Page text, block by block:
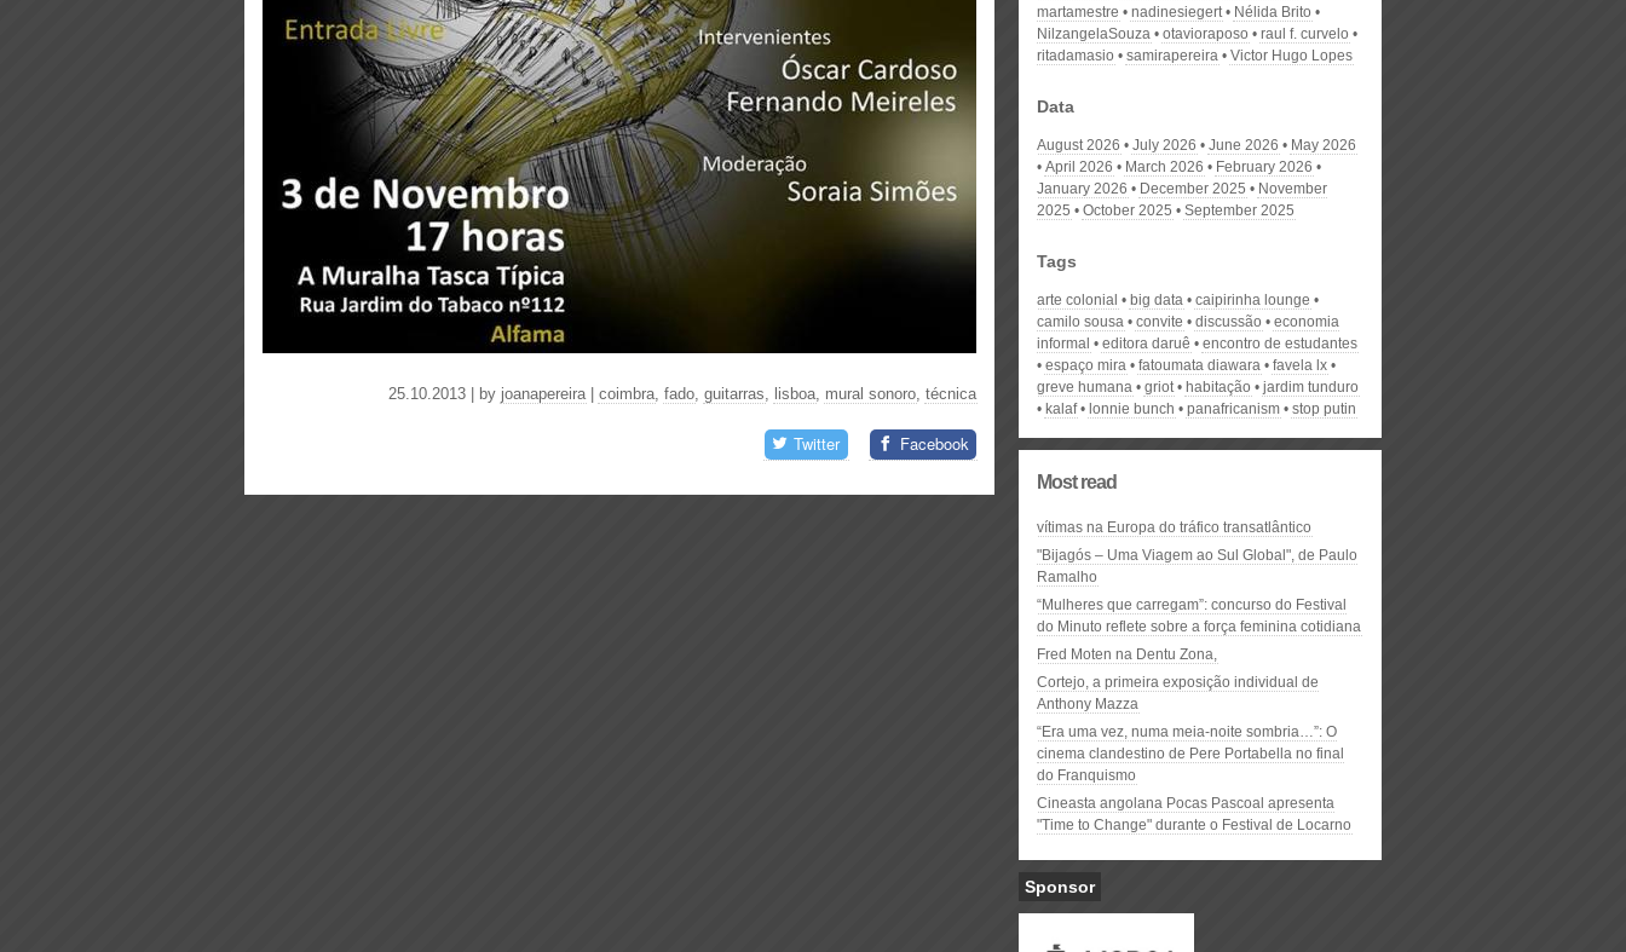
25.10.2013 | by joanapereira| coimbra, fado, guitarras, lisboa, mural sonoro, técnica
Twitter Facebook
martamestre
nadinesiegert
Nélida Brito
NilzangelaSouza
otavioraposo
raul f. curvelo
ritadamasio
samirapereira Victor Hugo Lopes
Data
August 2026 July 2026 June 2026
May 2026
April 2026
March 2026
February 2026
January 2026
December 2025
November
2025
October 2025 September 2025
Tags
arte colonial big data
caipirinha lounge
camilo sousa
convite discussão
economia
informal
editora daruê
encontro de estudantes
espaço mira
fatoumata diawara
favela lx
greve humana
griot habitação
jardim tunduro
kalaf
lonnie bunch panafricanism stop putin
Most read
vítimas na Europa do tráfico transatlântico
"Bijagós – Uma Viagem ao Sul Global", de Paulo
Ramalho
“Mulheres que carregam”: concurso do Festival
do Minuto reflete sobre a força feminina cotidiana
Fred Moten na Dentu Zona,
Cortejo, a primeira exposição individual de
Anthony Mazza
“Era uma vez, numa meia-noite sombria…”: O
cinema clandestino de Pere Portabella no final
do Franquismo
Cineasta angolana Pocas Pascoal apresenta
"Time to Change" durante o Festival de Locarno
Sponsor